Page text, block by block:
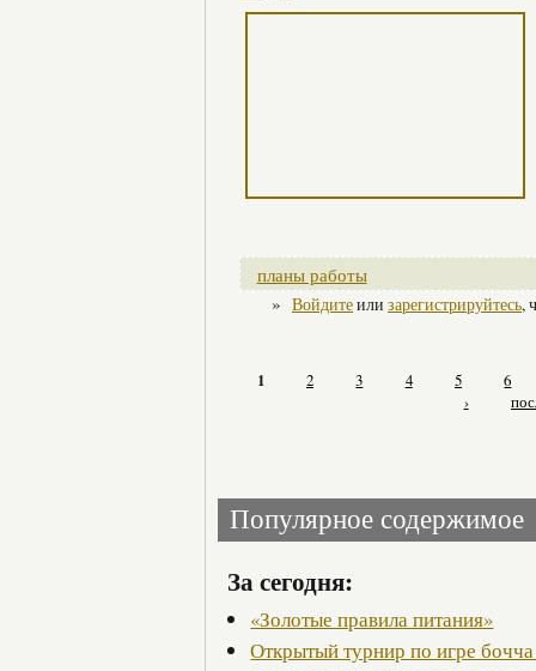
планы работы
» Войдитеили зарегистрируйтесь,
1 2 3 4 5
6
›
Популярное содержимое
За сегодня:
«Золотые правила питания»
Открытый турнир по игре